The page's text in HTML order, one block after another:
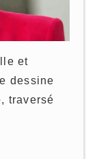
et
dessine
traversé